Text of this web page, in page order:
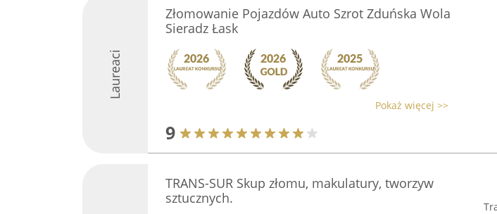
Laureaci
Złomowanie Pojazdów Auto Szrot Zduńska Wola
Sieradz Łask
Pokaż więcej >>
9
TRANS-SUR Skup złomu, makulatury, tworzyw
sztucznych.